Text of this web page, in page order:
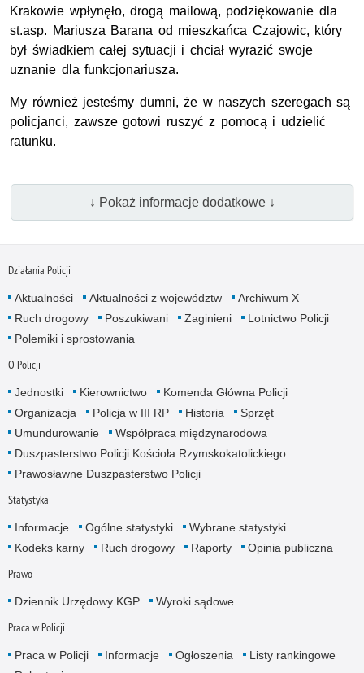
Krakowie wpłynęło, drogą mailową, podziękowanie dla
st.asp. Mariusza Barana od mieszkańca Czajowic, który
był świadkiem całej sytuacji i chciał wyrazić swoje
uznanie dla funkcjonariusza.
My również jesteśmy dumni, że w naszych szeregach są
policjanci, zawsze gotowi ruszyć z pomocą i udzielić
ratunku.
↓ Pokaż informacje dodatkowe ↓
Działania Policji
Aktualności Aktualności z województw
Archiwum X
Ruch drogowy
Poszukiwani Zaginieni
Lotnictwo Policji
Polemiki i sprostowania
O Policji
Jednostki Kierownictwo
Komenda Główna Policji
Organizacja
Policja w III RP Historia
Sprzęt
Umundurowanie
Współpraca międzynarodowa
Duszpasterstwo Policji Kościoła Rzymskokatolickiego
Prawosławne Duszpasterstwo Policji
Statystyka
Informacje Ogólne statystyki
Wybrane statystyki
Kodeks karny
Ruch drogowy Raporty Opinia publiczna
Prawo
Dziennik Urzędowy KGP Wyroki sądowe
Praca w Policji
Praca w Policji Informacje Ogłoszenia
Listy rankingowe